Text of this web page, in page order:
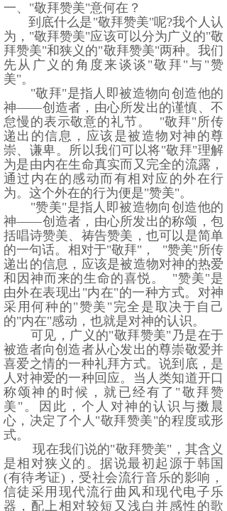
一、 "敬拜赞美"意何在？
到底什么是"敬拜赞美"呢?我个人认
为， "敬拜赞美"应该可以分为广义的"敬
拜赞美"和狭义的"敬拜赞美"两种。我们
先从广义的角度来谈谈 "敬拜"与 "赞
美"。
"敬拜"是指人即被造物向创造他的
神——创造者，由心所发出的谨慎、不
怠慢的表示敬意的礼节。
"敬拜"所传
递出的信息，应该是被造物对神的尊
崇、谦卑。所以我们可以将"敬拜"理解
为是由内在生命真实而又完全的流露，
通过内在的感动而有相对应的外在行
为。这个外在的行为便是"赞美"。
"赞美"是指人即被造物向创造他的
神——创造者，由心所发出的称颂，包
括唱诗赞美、祷告赞美，也可以是简单
的一句话。相对于"敬拜" ， "赞美"所传
递出的信息，应该是被造物对神的热爱
和因神而来的生命的喜悦。
"赞美"是
由外在表现出 "内在"的一种方式。对神
采用何种的"赞美 "完全是取决于自己
的"内在"感动，也就是对神的认识。
可见，广义的"敬拜赞美"乃是在于
被造者向创造者从心发出的尊崇敬爱并
喜爱之情的一种礼拜方式。说到底，是
人对神爱的一种回应。当人类知道开口
称颂神的时候，就已经有了 "敬拜赞
美 " 。因此，个人对神的认识与擞晨
心，决定了个人 "敬拜赞美"的程度或形
式。
现在我们说的"敬拜赞美" ，其含义
是相对狭义的。据说最初起源于韩国
(有待考证)，受社会流行音乐的影响，
信徒采用现代流行曲风和现代电子乐
器，配上相对较短又浅白并感性的歌